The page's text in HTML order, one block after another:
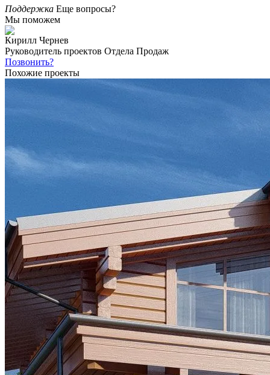
Поддержка Еще вопросы?
Мы поможем
Кирилл Чернев
Руководитель проектов Отдела Продаж
Позвонить?
Похожие проекты